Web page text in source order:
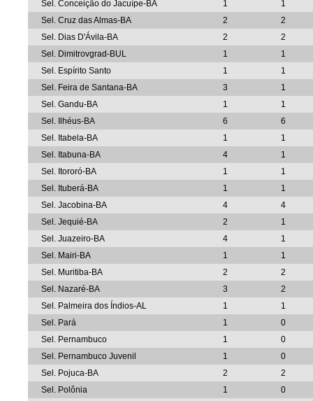
Sel. Conceição do Jacuípe-BA
1
1
Sel. Cruz das Almas-BA
2
2
Sel. Dias D'Ávila-BA
2
2
Sel. Dimitrovgrad-BUL
1
1
Sel. Espírito Santo
1
1
Sel. Feira de Santana-BA
3
1
Sel. Gandu-BA
1
1
Sel. Ilhéus-BA
6
6
Sel. Itabela-BA
1
1
Sel. Itabuna-BA
4
1
Sel. Itororó-BA
1
1
Sel. Ituberá-BA
1
1
Sel. Jacobina-BA
4
4
Sel. Jequié-BA
2
1
Sel. Juazeiro-BA
4
1
Sel. Mairi-BA
1
1
Sel. Muritiba-BA
2
2
Sel. Nazaré-BA
3
2
Sel. Palmeira dos Índios-AL
1
1
Sel. Pará
1
0
Sel. Pernambuco
1
0
Sel. Pernambuco Juvenil
1
0
Sel. Pojuca-BA
2
2
Sel. Polônia
1
0